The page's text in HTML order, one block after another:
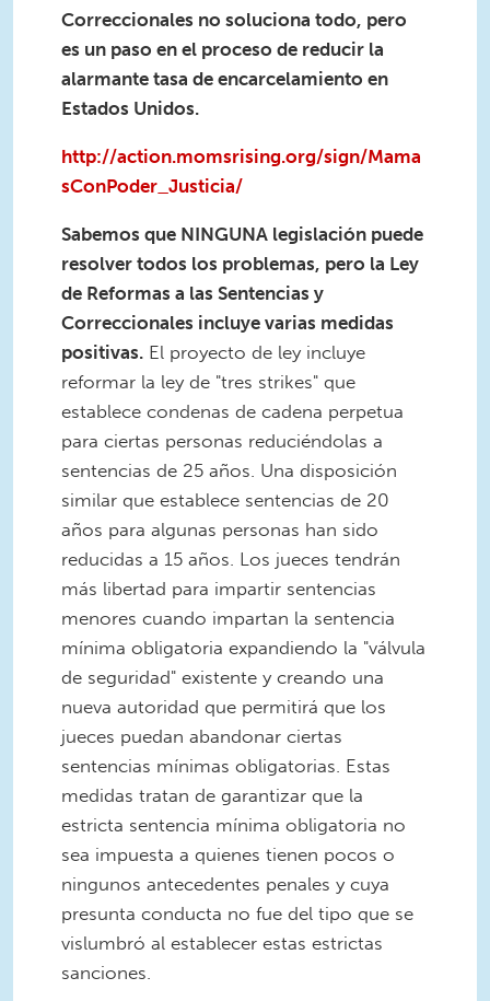
Correccionales no soluciona todo, pero
es un paso en el proceso de reducir la
alarmante tasa de encarcelamiento en
Estados Unidos.
http://action.momsrising.org/sign/Mama
sConPoder_Justicia/
Sabemos que NINGUNA legislación puede
resolver todos los problemas, pero la Ley
de Reformas a las Sentencias y
Correccionales incluye varias medidas
positivas. El proyecto de ley incluye
reformar la ley de "tres strikes" que
establece condenas de cadena perpetua
para ciertas personas reduciéndolas a
sentencias de 25 años. Una disposición
similar que establece sentencias de 20
años para algunas personas han sido
reducidas a 15 años. Los jueces tendrán
más libertad para impartir sentencias
menores cuando impartan la sentencia
mínima obligatoria expandiendo la "válvula
de seguridad" existente y creando una
nueva autoridad que permitirá que los
jueces puedan abandonar ciertas
sentencias mínimas obligatorias. Estas
medidas tratan de garantizar que la
estricta sentencia mínima obligatoria no
sea impuesta a quienes tienen pocos o
ningunos antecedentes penales y cuya
presunta conducta no fue del tipo que se
vislumbró al establecer estas estrictas
sanciones.